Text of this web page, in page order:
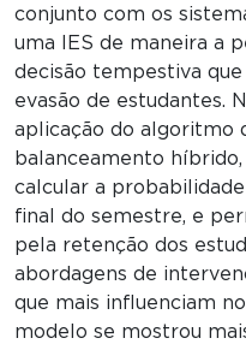
conjunto com os
uma IES de maneira a
decisão tempestiva
evasão de estudantes.
aplicação do algoritmo
balanceamento
calcular a
final do semestre, e
pela retenção dos
abordagens de
que mais influenciam
modelo se mostrou